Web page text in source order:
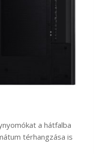
a hátfalba
térhangzása is